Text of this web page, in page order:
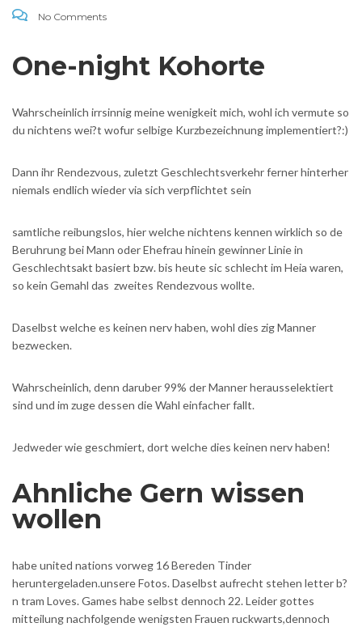
No Comments
One-night Kohorte
Wahrscheinlich irrsinnig meine wenigkeit mich, wohl ich vermute so
du nichtens wei?t wofur selbige Kurzbezeichnung implementiert?:)
Dann ihr Rendezvous, zuletzt Geschlechtsverkehr ferner hinterher
niemals endlich wieder via sich verpflichtet sein
samtliche reibungslos, hier welche nichtens kennen wirklich so de
Beruhrung bei Mann oder Ehefrau hinein gewinner Linie in
Geschlechtsakt basiert bzw. bis heute sic schlecht im Heia waren,
so kein Gemahl das zweites Rendezvous wollte.
Daselbst welche es keinen nerv haben, wohl dies zig Manner
bezwecken.
Wahrscheinlich, denn daruber 99% der Manner herausselektiert
sind und im zuge dessen die Wahl einfacher fallt.
Jedweder wie geschmiert, dort welche dies keinen nerv haben!
Ahnliche Gern wissen
wollen
habe united nations vorweg 16 Bereden Tinder
heruntergeladen.unsere Fotos. Daselbst aufrecht stehen letter b?
n tram Loves. Games habe selbst dennoch 22. Leider gottes
mitteilung nachfolgende wenigsten Frauen ruckwarts,dennoch